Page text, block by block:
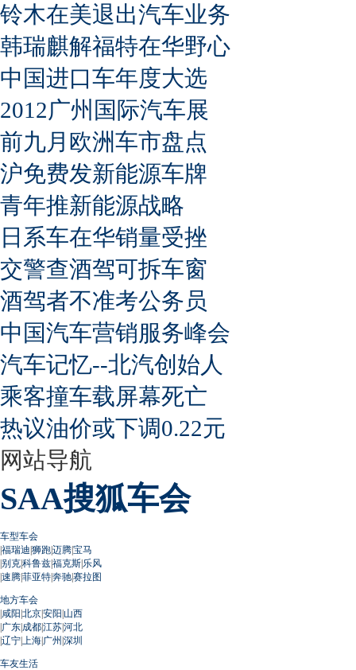
铃木在美退出汽车业务
韩瑞麒解福特在华野心
中国进口车年度大选
2012广州国际汽车展
前九月欧洲车市盘点
沪免费发新能源车牌
青年推新能源战略
日系车在华销量受挫
交警查酒驾可拆车窗
酒驾者不准考公务员
中国汽车营销服务峰会
汽车记忆--北汽创始人
乘客撞车载屏幕死亡
热议油价或下调0.22元
网站导航
SAA搜狐车会
车型车会
|福瑞迪|狮跑|迈腾|宝马
|别克|科鲁兹|福克斯|乐风
|速腾|菲亚特|奔驰|赛拉图
地方车会
|咸阳|北京|安阳|山西
|广东|成都|江苏|河北
|辽宁| 上海|广州 |深圳
车友生活